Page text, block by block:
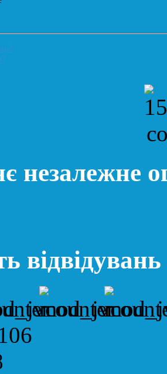
незалежне
відвідувань